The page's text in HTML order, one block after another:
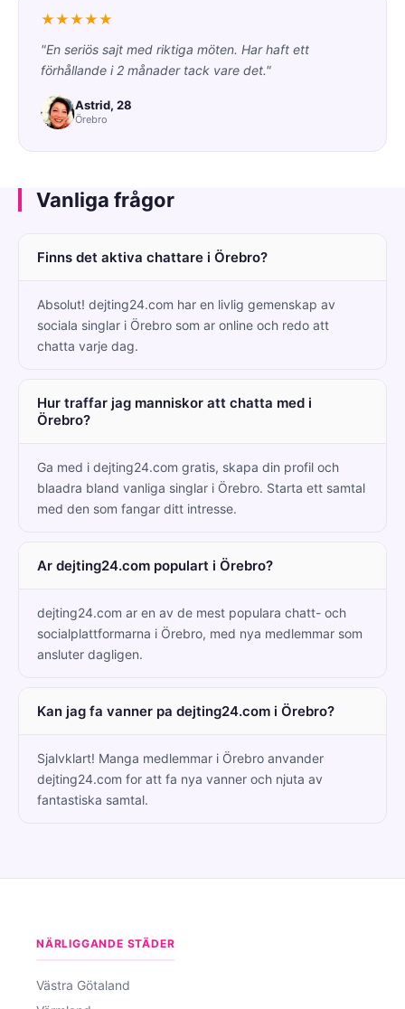
★★★★★
"En seriös sajt med riktiga möten. Har haft ett
förhållande i 2 månader tack vare det."
Astrid, 28
Örebro
Vanliga frågor
Finns det aktiva chattare i Örebro?
Absolut! dejting24.com har en livlig gemenskap av
sociala singlar i Örebro som ar online och redo att
chatta varje dag.
Hur traffar jag manniskor att chatta med i
Örebro?
Ga med i dejting24.com gratis, skapa din profil och
blaadra bland vanliga singlar i Örebro. Starta ett samtal
med den som fangar ditt intresse.
Ar dejting24.com populart i Örebro?
dejting24.com ar en av de mest populara chatt- och
socialplattformarna i Örebro, med nya medlemmar som
ansluter dagligen.
Kan jag fa vanner pa dejting24.com i Örebro?
Sjalvklart! Manga medlemmar i Örebro anvander
dejting24.com for att fa nya vanner och njuta av
fantastiska samtal.
NÄRLIGGANDE STÄDER
Västra Götaland